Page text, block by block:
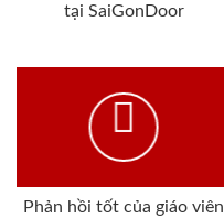
tại SaiGonDoor
Phản hồi tốt của giáo viên